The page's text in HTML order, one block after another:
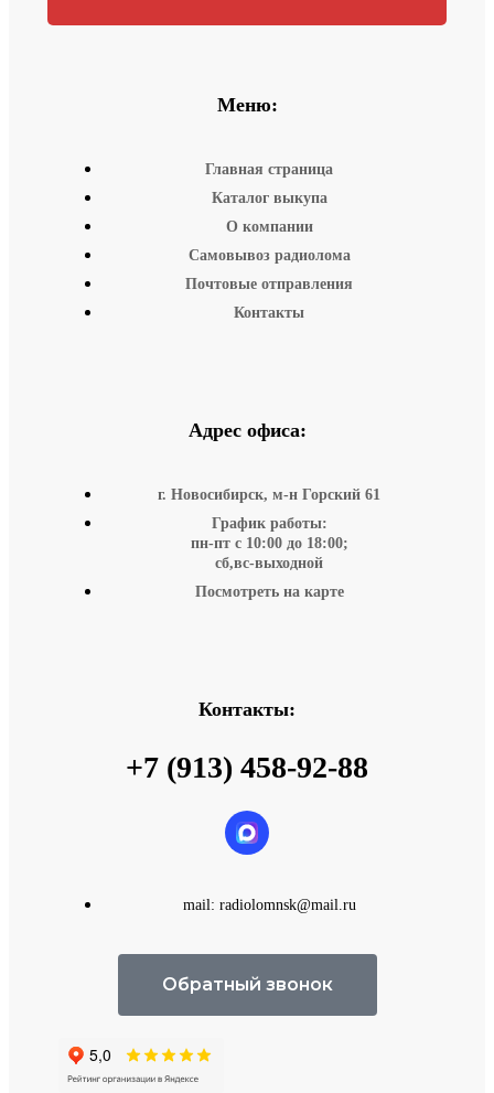
Меню:
Главная страница
Каталог выкупа
О компании
Самовывоз радиолома
Почтовые отправления
Контакты
Адрес офиса:
г. Новосибирск, м-н Горский 61
График работы:
пн-пт с 10:00 до 18:00;
сб,вс-выходной
Посмотреть на карте
Контакты:
+7 (913) 458-92-88
mail: radiolomnsk@mail.ru
Обратный звонок